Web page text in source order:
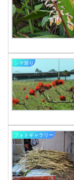
シマ巡り
フォトギャラリー